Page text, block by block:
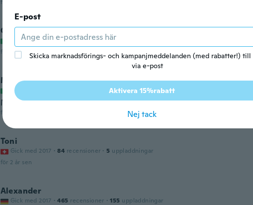
för 2 år sen
Giovanni
Gick med 2018 · 40 recensioner
för 2 år sen
Marco
Gick med 2018
Molto pratico e utile
för 2 år sen
Toni
Gick med 2017 · 84 recensioner · 5 uppladdningar
för 2 år sen
Alexander
Gick med 2017 · 465 recensioner · 155 uppladdningar
E-post
Skicka marknadsförings- och kampanjmeddelanden (med rabatter!)
via e-post
Aktivera 15%rabatt
Nej tack